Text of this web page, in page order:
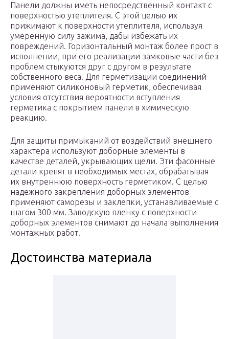
Панели должны иметь непосредственный контакт с
поверхностью утеплителя. С этой целью их
прижимают к поверхности утеплителя, используя
умеренную силу зажима, дабы избежать их
повреждений. Горизонтальный монтаж более прост в
исполнении, при его реализации замковые части без
проблем стыкуются друг с другом в результате
собственного веса. Для герметизации соединений
применяют силиконовый герметик, обеспечивая
условия отсутствия вероятности вступления
герметика с покрытием панели в химическую
реакцию.
Для защиты примыканий от воздействий внешнего
характера используют доборные элементы в
качестве деталей, укрывающих щели. Эти фасонные
детали крепят в необходимых местах, обрабатывая
их внутреннюю поверхность герметиком. С целью
надежного закрепления доборных элементов
применяют саморезы и заклепки, устанавливаемые с
шагом 300 мм. Заводскую пленку с поверхности
доборных элементов снимают до начала выполнения
монтажных работ.
Достоинства материала